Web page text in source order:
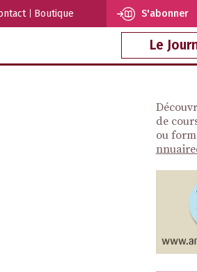
Boutique S'abonner
Le
de
ou